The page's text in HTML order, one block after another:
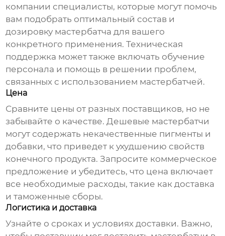
компании специалисты, которые могут помочь
вам подобрать оптимальный состав и
дозировку мастербатча для вашего
конкретного применения. Техническая
поддержка может также включать обучение
персонала и помощь в решении проблем,
связанных с использованием мастербатчей.
Цена
Сравните цены от разных поставщиков, но не
забывайте о качестве. Дешевые мастербатчи
могут содержать некачественные пигменты и
добавки, что приведет к ухудшению свойств
конечного продукта. Запросите коммерческое
предложение и убедитесь, что цена включает
все необходимые расходы, такие как доставка
и таможенные сборы.
Логистика и доставка
Узнайте о сроках и условиях доставки. Важно,